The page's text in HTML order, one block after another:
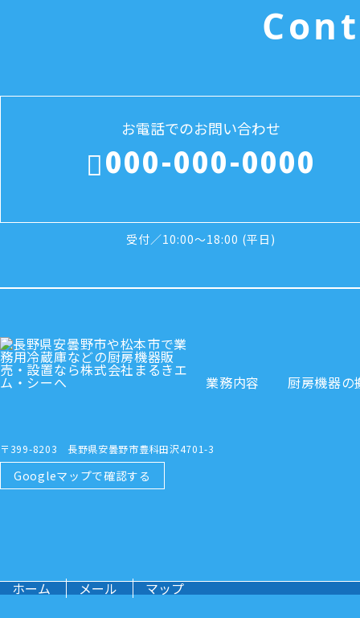
お電話でのお問い合わせ
000-000-0000
受付／10:00～18:00 (平日)
業務内容 厨房機器の
〒399-8203 長野県安曇野市豊科田沢4701-3
Googleマップで確認する
ホーム メール マップ